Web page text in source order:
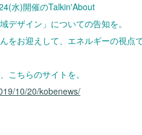
水)開催のTalkin'About
デザイン」についての告知を。
をお迎えして、エネルギーの視点
こちらのサイトを。
10/20/kobenews/